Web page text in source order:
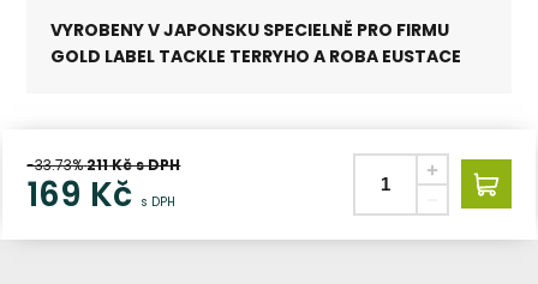
VYROBENY V JAPONSKU SPECIELNĚ PRO FIRMU
GOLD LABEL TACKLE TERRYHO A ROBA EUSTACE
-33.73%211Kč s DPH
169 Kč s DPH